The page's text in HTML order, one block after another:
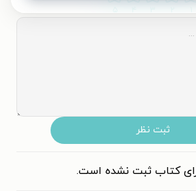
۱ ۲ ۳ ۴ ۵
ثبت نظر
کتاب ثبت نشده است.